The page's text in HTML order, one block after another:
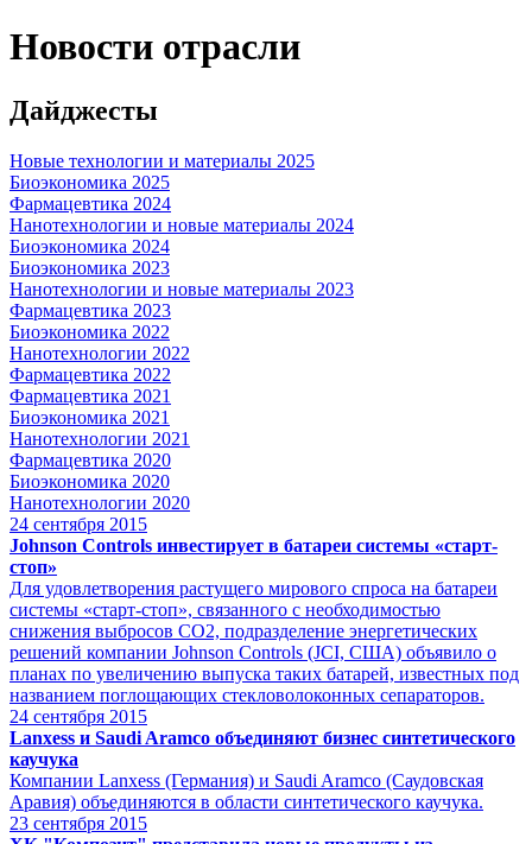
Новости отрасли
Дайджесты
Новые технологии и материалы 2025
Биоэкономика 2025
Фармацевтика 2024
Нанотехнологии и новые материалы 2024
Биоэкономика 2024
Биоэкономика 2023
Нанотехнологии и новые материалы 2023
Фармацевтика 2023
Биоэкономика 2022
Нанотехнологии 2022
Фармацевтика 2022
Фармацевтика 2021
Биоэкономика 2021
Нанотехнологии 2021
Фармацевтика 2020
Биоэкономика 2020
Нанотехнологии 2020
24 сентября 2015
Johnson Controls инвестирует в батареи системы «старт-
стоп»
Для удовлетворения растущего мирового спроса на батареи
системы «старт-стоп», связанного с необходимостью
снижения выбросов СО2, подразделение энергетических
решений компании Johnson Controls (JCI, США) объявило о
планах по увеличению выпуска таких батарей, известных под
названием поглощающих стекловолоконных сепараторов.
24 сентября 2015
Lanxess и Saudi Aramco объединяют бизнес синтетического
каучука
Компании Lanxess (Германия) и Saudi Aramco (Саудовская
Аравия) объединяются в области синтетического каучука.
23 сентября 2015